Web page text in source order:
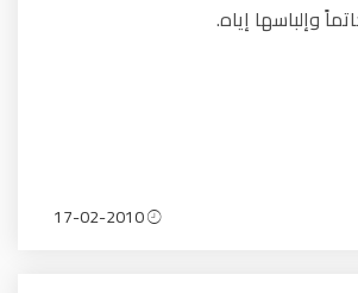
وإلباسها إياه.